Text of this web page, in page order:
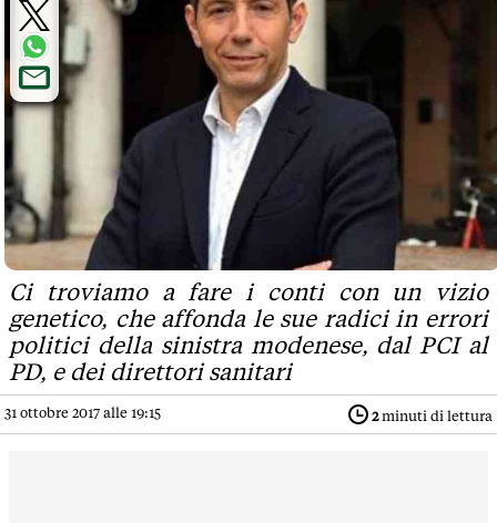
Ci troviamo a fare i conti con un vizio
genetico, che affonda le sue radici in errori
politici della sinistra modenese, dal PCI al
PD, e dei direttori sanitari
31 ottobre 2017 alle 19:15 2minuti di lettura